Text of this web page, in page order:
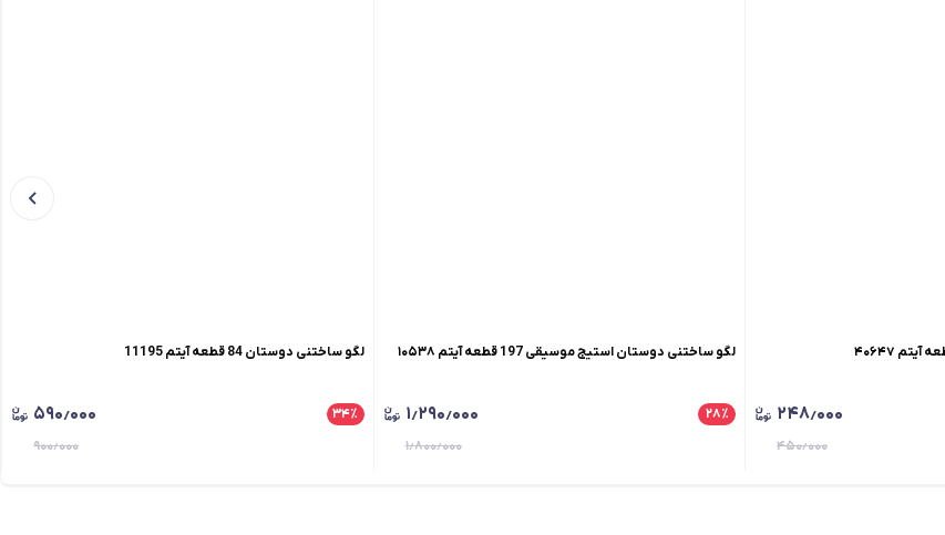
۲۴۸٫۰۰۰
۴۵۰٫۰۰۰
لگو ساختنی دوستان استیج موسیقی 197 قطعه آیتم ۱۰۵۳۸
۲۸٪ ۱٫۲۹۰٫۰۰۰
۱٫۸۰۰٫۰۰۰
لگو ساختنی دوستان 84 قطعه آیتم 11195
۳۴٪ ۵۹۰٫۰۰۰
۹۰۰٫۰۰۰